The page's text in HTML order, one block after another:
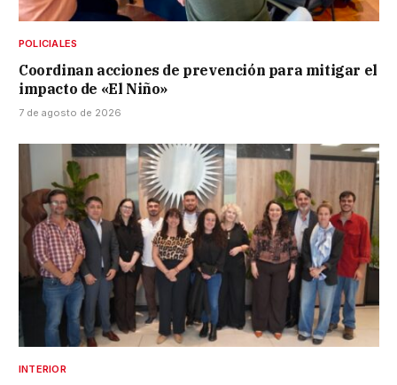
POLICIALES
Coordinan acciones de prevención para mitigar el
impacto de «El Niño»
7 de agosto de 2026
INTERIOR